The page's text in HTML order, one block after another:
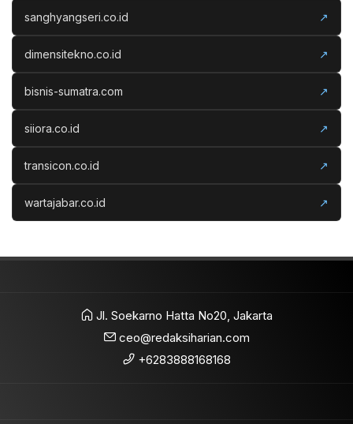
sanghyangseri.co.id ↗
dimensitekno.co.id ↗
bisnis-sumatra.com ↗
siiora.co.id ↗
transicon.co.id ↗
wartajabar.co.id ↗
Jl. Soekarno Hatta No20, Jakarta
ceo@redaksiharian.com
+6283888168168